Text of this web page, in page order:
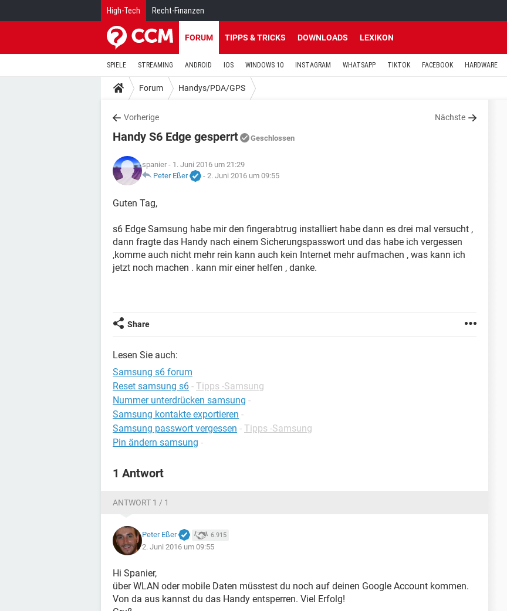
High-Tech Recht-Finanzen
FORUM TIPPS & TRICKS DOWNLOADS LEXIKON
SPIELE STREAMING ANDROID IOS WINDOWS 10 INSTAGRAM WHATSAPP TIKTOK FACEBOOK HARDWARE
Forum Handys/PDA/GPS
Vorherige Nächste
Handy S6 Edge gesperrt Geschlossen
spanier - 1. Juni 2016 um 21:29
Peter Eßer
- 2. Juni 2016 um 09:55
Guten Tag,
s6 Edge Samsung habe mir den fingerabtrug installiert habe dann es drei mal versucht ,
dann fragte das Handy nach einem Sicherungspasswort und das habe ich vergessen
,komme auch nicht mehr rein kann auch kein Internet mehr aufmachen , was kann ich
jetzt noch machen . kann mir einer helfen , danke.
Share
Lesen Sie auch:
Samsung s6 forum
Reset samsung s6 - Tipps -Samsung
Nummer unterdrücken samsung -
Samsung kontakte exportieren -
Samsung passwort vergessen - Tipps -Samsung
Pin ändern samsung -
1 Antwort
ANTWORT 1 / 1
Peter Eßer 6.915
2. Juni 2016 um 09:55
Hi Spanier,
über WLAN oder mobile Daten müsstest du noch auf deinen Google Account kommen.
Von da aus kannst du das Handy entsperren. Viel Erfolg!